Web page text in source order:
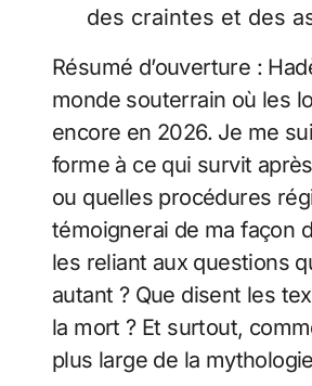
des craintes et des
Résumé d’ouverture :
monde souterrain où les
encore en 2026. Je me
forme à ce qui survit
ou quelles procédures
témoignerai de ma façon
les reliant aux questions
autant ? Que disent les
la mort ? Et surtout,
plus large de la